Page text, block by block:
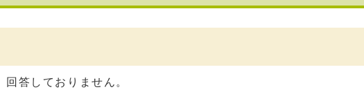
答しておりません。